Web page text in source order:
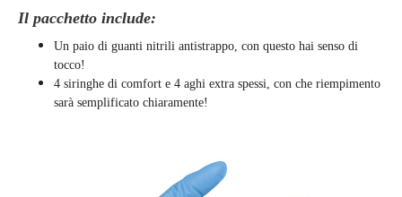
Il pacchetto include:
Un paio di guanti nitrili antistrappo, con questo hai senso di
tocco!
4 siringhe di comfort e 4 aghi extra spessi, con che riempimento
sarà semplificato chiaramente!